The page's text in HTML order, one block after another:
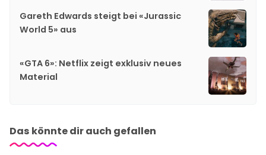
Gareth Edwards steigt bei «Jurassic
World 5» aus
«GTA 6»: Netflix zeigt exklusiv neues
Material
Das könnte dir auch gefallen